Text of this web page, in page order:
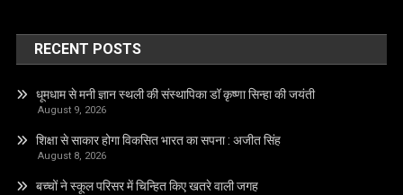
RECENT POSTS
धूमधाम से मनी ज्ञान स्थली की संस्थापिका डॉ कृष्णा सिन्हा की जयंती
August 9, 2026
शिक्षा से साकार होगा विकसित भारत का सपना : अजीत सिंह
August 8, 2026
बच्चों ने स्कूल परिसर में चिन्हित किए खतरे वाली जगह